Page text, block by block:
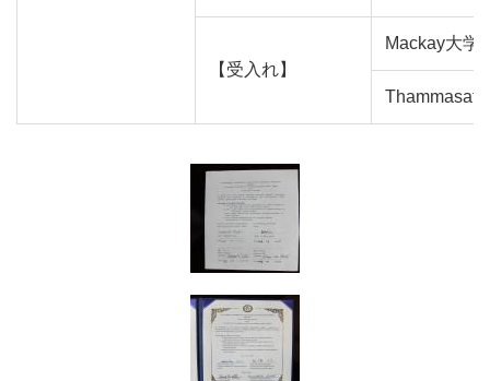
【受入れ】
Mackay大学
Thammasat